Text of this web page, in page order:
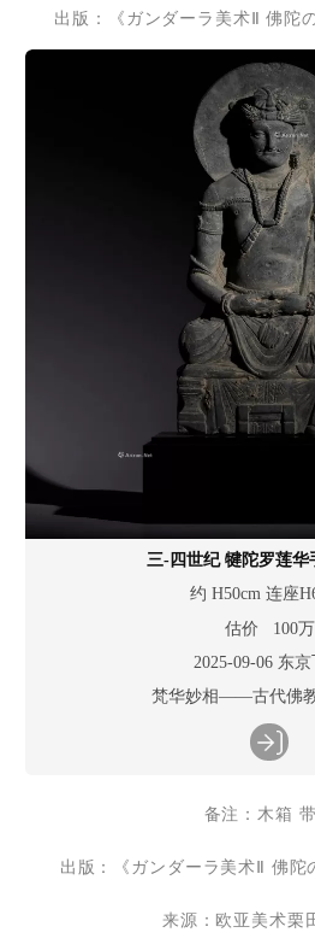
出版：《ガンダーラ美术Ⅱ 佛陀
三-四世纪 犍陀罗莲华
约 H50cm 连座
估价 100万
2025-09-06 东
梵华妙相——古代佛
备注：木箱
出版：《ガンダーラ美术Ⅱ 佛
来源：欧亚美术栗